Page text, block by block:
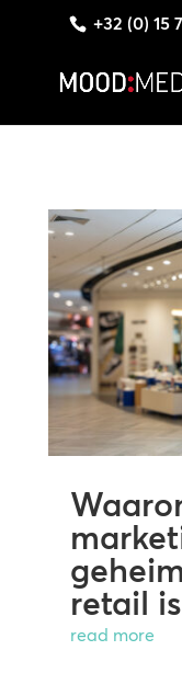
+32 (0) 15
retail is
read more